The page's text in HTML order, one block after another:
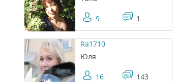
9 1
Ra1710
Юля
16 143